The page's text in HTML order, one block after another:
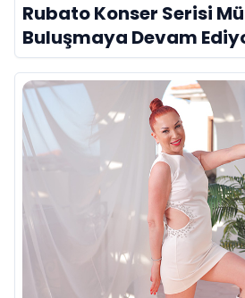
Rubato Konser Serisi
Buluşmaya Devam